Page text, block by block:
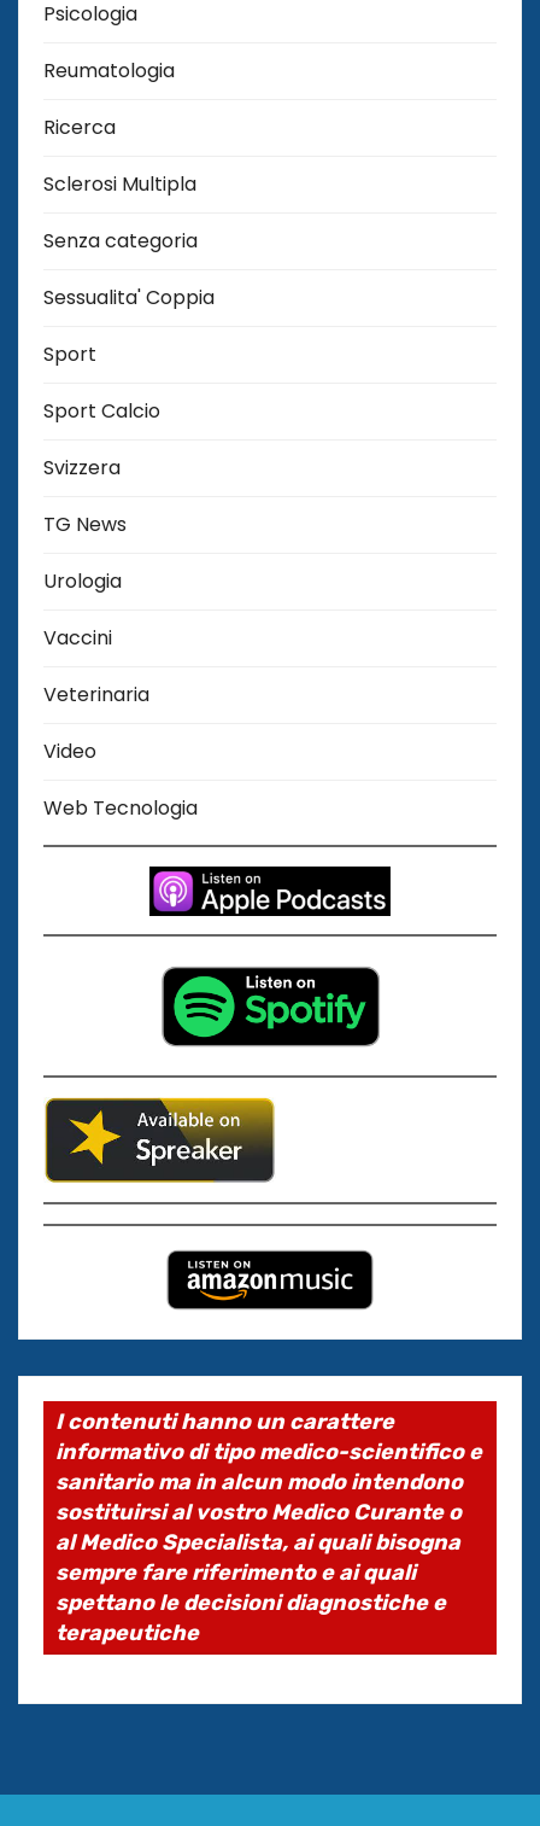
Psicologia
Reumatologia
Ricerca
Sclerosi Multipla
Senza categoria
Sessualita' Coppia
Sport
Sport Calcio
Svizzera
TG News
Urologia
Vaccini
Veterinaria
Video
Web Tecnologia
I contenuti hanno un carattere
informativo di tipo medico-scientifico e
sanitario ma in alcun modo intendono
sostituirsi al vostro Medico Curante o
al Medico Specialista, ai quali bisogna
sempre fare riferimento e ai quali
spettano le decisioni diagnostiche e
terapeutiche